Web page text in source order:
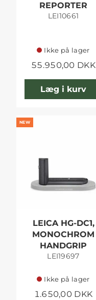
REPORTER
LEI10661
Ikke på lager
55.950,00 DKK
Læg i kurv
NEW
LEICA HG-DC1,
MONOCHROM
HANDGRIP
LEI19697
Ikke på lager
1.650,00 DKK